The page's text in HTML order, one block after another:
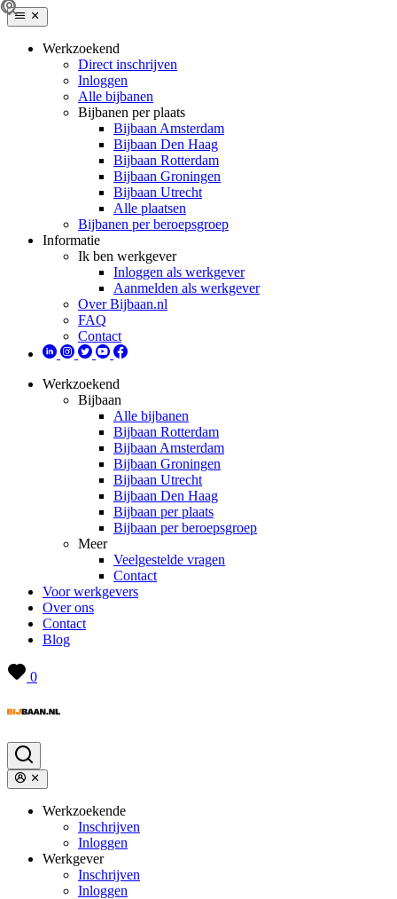
Werkzoekend
Direct inschrijven
Inloggen
Alle bijbanen
Bijbanen per plaats
Bijbaan Amsterdam
Bijbaan Den Haag
Bijbaan Rotterdam
Bijbaan Groningen
Bijbaan Utrecht
Alle plaatsen
Bijbanen per beroepsgroep
Informatie
Ik ben werkgever
Inloggen als werkgever
Aanmelden als werkgever
Over Bijbaan.nl
FAQ
Contact
Werkzoekend
Bijbaan
Alle bijbanen
Bijbaan Rotterdam
Bijbaan Amsterdam
Bijbaan Groningen
Bijbaan Utrecht
Bijbaan Den Haag
Bijbaan per plaats
Bijbaan per beroepsgroep
Meer
Veelgestelde vragen
Contact
Voor werkgevers
Over ons
Contact
Blog
0
Werkzoekende
Inschrijven
Inloggen
Werkgever
Inschrijven
Inloggen